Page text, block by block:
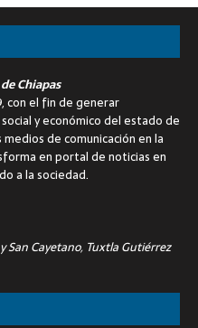
Chiapas
con el fin de generar
y económico del estado de
de comunicación en la
en portal de noticias en
a la sociedad.
San Cayetano, Tuxtla Gutiérrez